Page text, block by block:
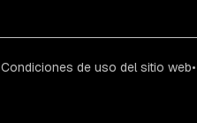
Condiciones de uso del sitio web